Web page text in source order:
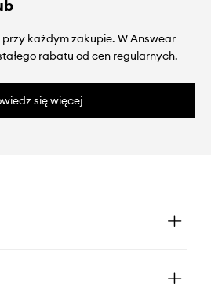
przy każdym zakupie. W Answear
rabatu od cen regularnych.
się więcej